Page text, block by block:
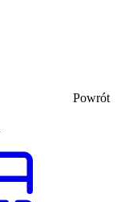
Powrót